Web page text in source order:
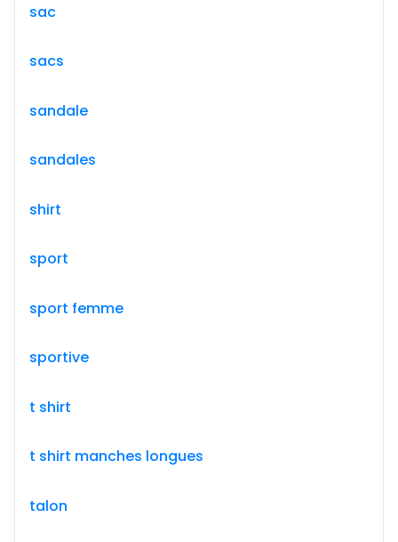
sac
sacs
sandale
sandales
shirt
sport
sport femme
sportive
t shirt
t shirt manches longues
talon